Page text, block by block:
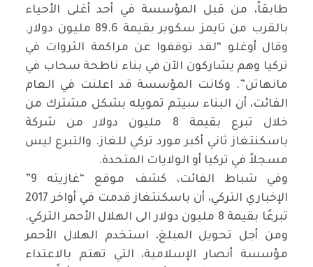
طابقاً، من قبل المؤسسة في أحد أغلى الأحياء
بالقرب من تايمز سكوير بقيمة 89.6 مليون دولار.
وقال أوغلو “لقد توقفوا عن مراكمة الثروات في
تركيا وهم يشاركون الآن في بناء ناطحة سحاب في
مانهاتن”. وكانت المؤسسة قد اعلنت في العام
الفائت، أن البناء سيتم تمويله بشكل مشترك من
خلال تبرع بقيمة 8 مليون دولار من شركة
باسكنتغاز ثاني أكبر مورد تركي للغاز. والتبرع ليس
مسجلاً في تركيا أو الولايات المتحدة.
وفي شباط الفائت، كشف موقع “غازيته 9”
الإخباري التركي، أن باسكنتغاز قدمت في أواخر 2017
تبرعًا بقيمة 8 مليون دولار الى الهلال الأحمر التركي.
ومن أجل تحويل المبلغ، استخدم الهلال الأحمر
مؤسسة أنصار الإسلامية، التي تهتم بالاعتداء